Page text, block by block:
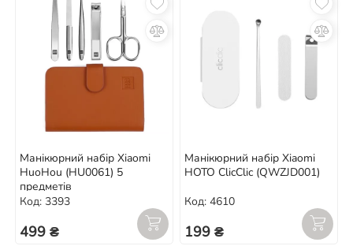
Манікюрний набір Xiaomi
HuoHou (HU0061) 5
предметів
Код: 3393
499 ₴
Манікюрний набір Xiaomi
HOTO ClicClic (QWZJD001)
Код: 4610
199 ₴